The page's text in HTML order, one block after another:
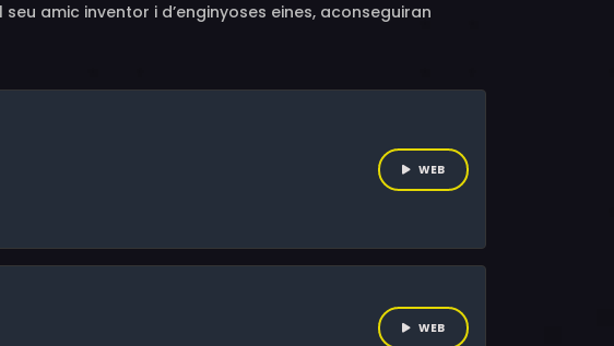
amic inventor i d’enginyoses eines, aconseguiran
de detalls imaginatius i personatges entranyables
actuals.
WEB
WEB